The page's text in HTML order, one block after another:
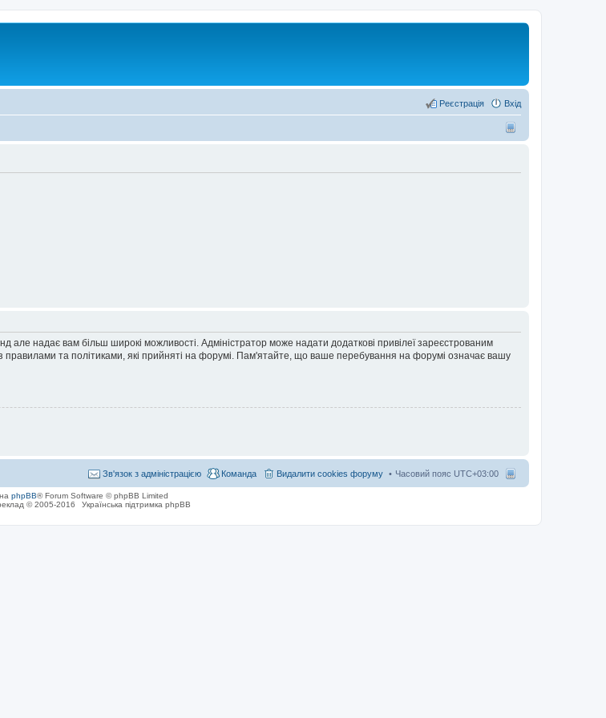
Вхід
Реєстрація
але надає вам більш широкі можливості. Адміністратор може надати додаткові привілеї зареєстрованим
правилами та політиками, які прийняті на форумі. Пам'ятайте, що ваше перебування на форумі означає вашу
Часовий пояс UTC+03:00
Видалити cookies форуму
Команда
Зв'язок з адміністрацією
phpBB® Forum Software © phpBB Limited
© 2005-2016
Українська підтримка phpBB